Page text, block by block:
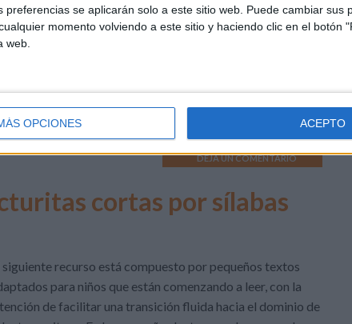
preferencias se aplicarán solo a este sitio web. Puede cambiar sus
momento volviendo a este sitio y haciendo clic en el botón
web.
OPCIONES ACEPTO
modo, […]
,Fichas,fichas de lectura,iniciación lectoescritura,iniciación
,trastorno de lectoescritura
DEJA UN COMENTARIO
cortas por sílabas
siguiente recurso está compuesto por pequeños textos
para niños que están comenzando a leer, con la
de facilitar una transición fluida hacia el dominio de